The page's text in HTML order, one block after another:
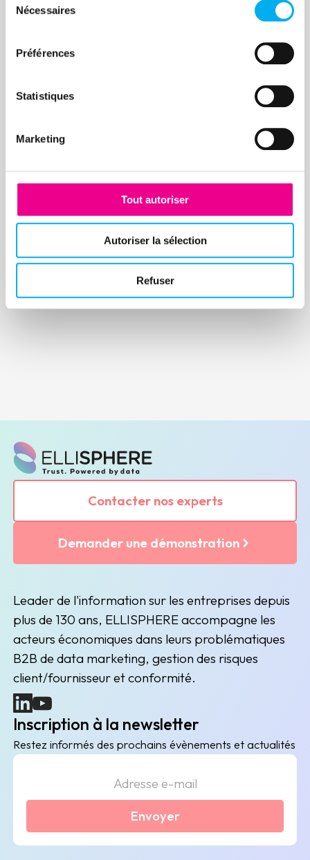
Nécessaires
Préférences
Statistiques
Marketing
Tout autoriser
Autoriser la sélection
Refuser
Ressources similaires
Contacter nos experts
Demander une démonstration
Leader de l'information sur les entreprises depuis
plus de 130 ans, ELLISPHERE accompagne les
acteurs économiques dans leurs problématiques
B2B de data marketing, gestion des risques
client/fournisseur et conformité.
(nouvelle fenêtre)
(nouvelle fenêtre)
Inscription à la newsletter
Restez informés des prochains évènements et actualités
Envoyer